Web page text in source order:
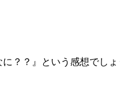
？？』という感想でし